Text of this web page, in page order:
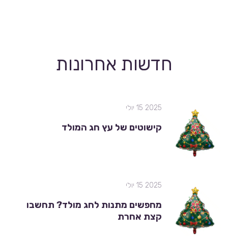
חדשות אחרונות
2025 15 יולי
קישוטים של עץ חג המולד
2025 15 יולי
מחפשים מתנות לחג מולד? תחשבו
קצת אחרת